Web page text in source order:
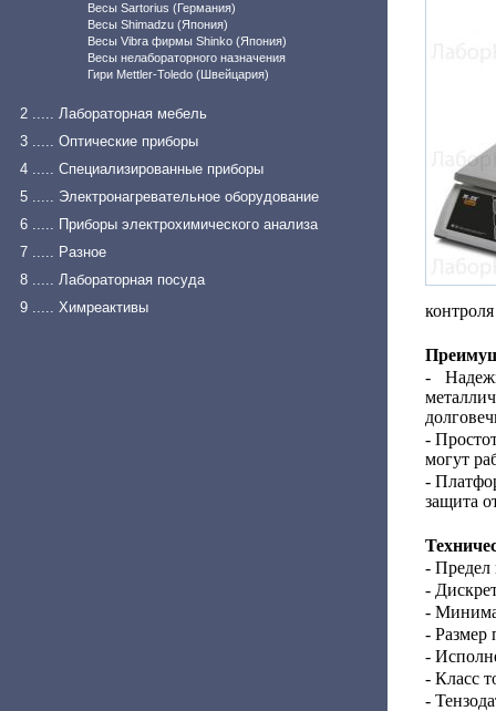
Весы Sartorius (Германия)
Весы Shimadzu (Япония)
Весы Vibra фирмы Shinko (Япония)
Весы нелабораторного назначения
Гири Mettler-Toledo (Швейцария)
2 ..... Лабораторная мебель
3 ..... Оптические приборы
4 ..... Специализированные приборы
5 ..... Электронагревательное оборудование
6 ..... Приборы электрохимического анализа
7 ..... Разное
8 ..... Лабораторная посуда
9 ..... Химреактивы
-
-
могут
-
защита
- Предел
-
-
- Размер
-
- Класс
-